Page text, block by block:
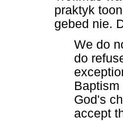
praktyk
gebed nie.
We do
do
God's
accept